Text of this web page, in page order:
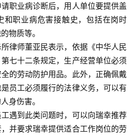
职业病诊断后，用人单位要提供盖
和职业病危害接触史，包括在岗时
物质等。
律师董亚民表示，依据《中华人民
七十二条规定，生产经营单位必须
的劳动防护用品。此外，正确佩戴
员工必须履行的法律义务，可以有
身伤害。
遇到此类问题时，可以向瑞幸推荐
并要求瑞幸提供适合工作岗位的劳